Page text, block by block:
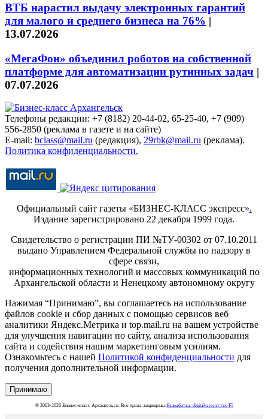
ВТБ нарастил выдачу электронных гарантий
для малого и среднего бизнеса на 76% |
13.07.2026
«МегаФон» объединил роботов на собственной
платформе для автоматизации рутинных задач |
07.07.2026
Телефоны редакции: +7 (8182) 20-44-02, 65-25-40, +7 (909)
556-2850 (реклама в газете и на сайте)
E-mail: bclass@mail.ru (редакция), 29rbk@mail.ru (реклама).
Политика конфиденциальности.
Официальный сайт газеты «БИЗНЕС-КЛАСС экспресс».
Издание зарегистрировано 22 декабря 1999 года.
Свидетельство о регистрации ПИ №ТУ-00302 от 07.10.2011
выдано Управлением Федеральной службы по надзору в
сфере связи,
информационных технологий и массовых коммуникаций по
Архангельской области и Ненецкому автономному округу
Нажимая “Принимаю”, вы соглашаетесь на использование
файлов cookie и сбор данных с помощью сервисов веб
аналитики Яндекс.Метрика и top.mail.ru на вашем устройстве
для улучшения навигации по сайту, анализа использования
сайта и содействия нашим маркетинговым усилиям.
Ознакомьтесь с нашей Политикой конфиденциальности для
получения дополнительной информации.
Принимаю
© 2003-2026 Бизнес-класс Архангельск. Все права защищены. Разработка: digital-агентство F5